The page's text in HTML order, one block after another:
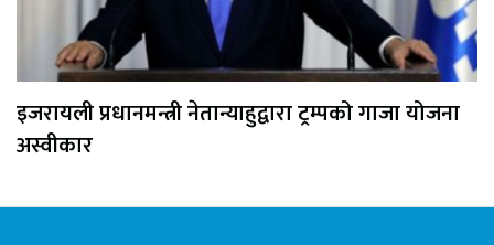
इजरायली प्रधानमन्त्री नेतान्याहुद्वारा ट्रम्पको गाजा योजना
अस्वीकार